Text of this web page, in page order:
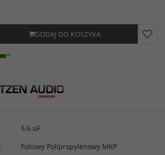
DODAJ DO KOSZYKA
5,6 uF
:
Foliowy Polipropylenowy MKP